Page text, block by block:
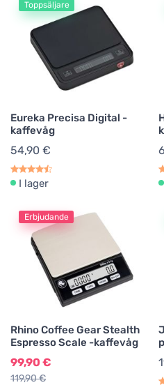
Toppsäljare
Eureka Precisa Digital -
kaffevåg
54,90 €
I lager
Erbjudande
Rhino Coffee Gear Stealth
Espresso Scale -kaffevåg
99,90 €
119,90 €